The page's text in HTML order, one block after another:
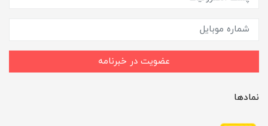
عضویت در خبرنامه
نمادها